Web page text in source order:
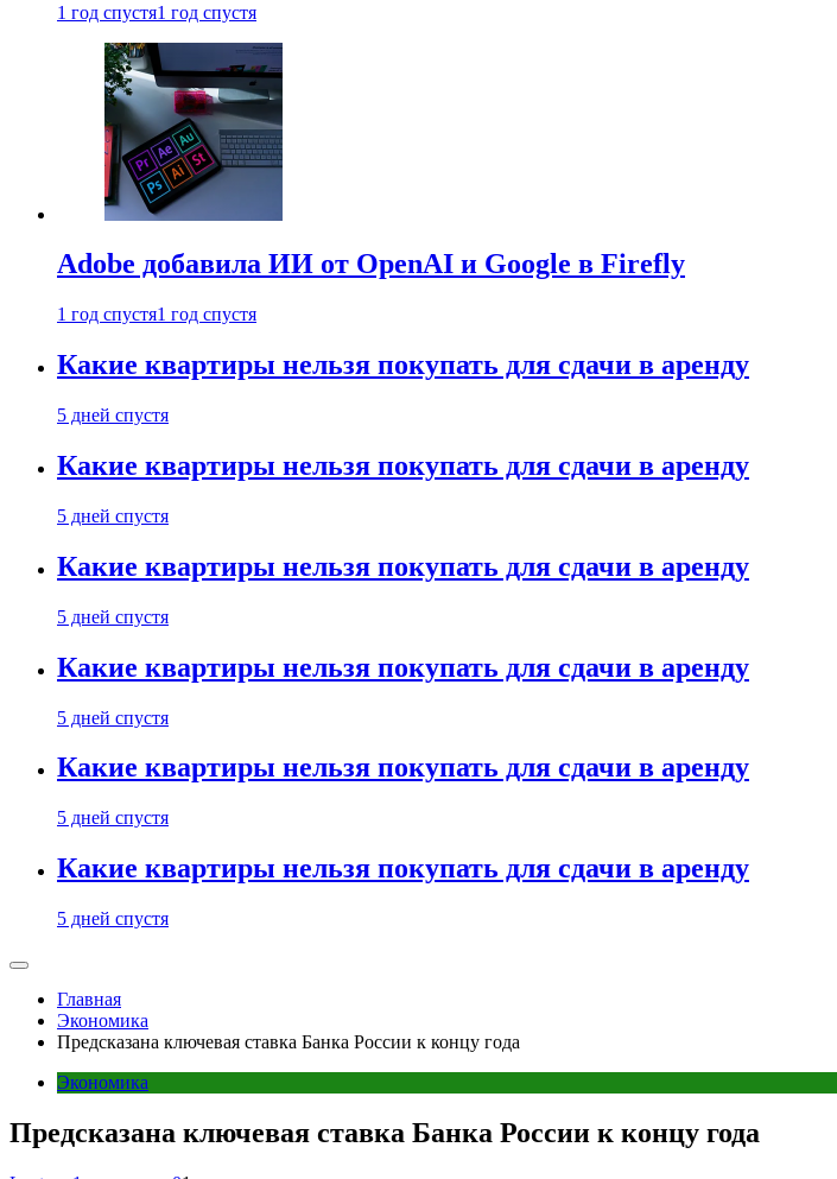
1 год спустя1 год спустя
Adobe добавила ИИ от OpenAI и Google в Firefly
1 год спустя1 год спустя
Какие квартиры нельзя покупать для сдачи в аренду
5 дней спустя
Какие квартиры нельзя покупать для сдачи в аренду
5 дней спустя
Какие квартиры нельзя покупать для сдачи в аренду
5 дней спустя
Какие квартиры нельзя покупать для сдачи в аренду
5 дней спустя
Какие квартиры нельзя покупать для сдачи в аренду
5 дней спустя
Какие квартиры нельзя покупать для сдачи в аренду
5 дней спустя
Главная
Экономика
Предсказана ключевая ставка Банка России к концу года
Экономика
Предсказана ключевая ставка Банка России к концу года